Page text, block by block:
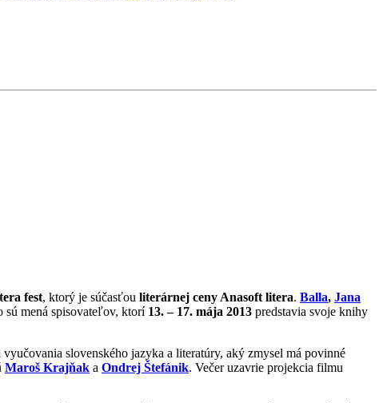
fest, ktorý je súčasťou literárnej ceny Anasoft litera. Balla, Jana
sú mená spisovateľov, ktorí 13. – 17. mája 2013 predstavia svoje knihy
slovenského jazyka a literatúry, aký zmysel má povinné
Maroš Krajňak a Ondrej Štefánik. Večer uzavrie projekcia filmu